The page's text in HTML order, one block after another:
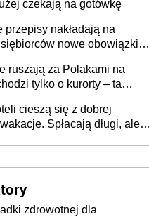
czekają na gotówkę
przepisy nakładają na
nowe obowiązki w
ruszają za Polakami na
tylko o kurorty – ta
spędzi urlop po cichu
cieszą się z dobrej
Spłacają długi, ale
zdrowotnej dla